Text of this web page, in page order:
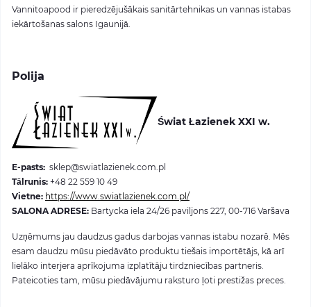
Vannitoapood ir pieredzējušākais sanitārtehnikas un vannas istabas
iekārtošanas salons Igaunijā.
Polija
Świat Łazienek XXI w.
E-pasts: sklep@swiatlazienek.com.pl
Tālrunis: +48 22 559 10 49
Vietne: https://www.swiatlazienek.com.pl/
SALONA ADRESE: Bartycka iela 24/26 paviljons 227, 00-716 Varšava
Uzņēmums jau daudzus gadus darbojas vannas istabu nozarē. Mēs
esam daudzu mūsu piedāvāto produktu tiešais importētājs, kā arī
lielāko interjera aprīkojuma izplatītāju tirdzniecības partneris.
Pateicoties tam, mūsu piedāvājumu raksturo ļoti prestižas preces.